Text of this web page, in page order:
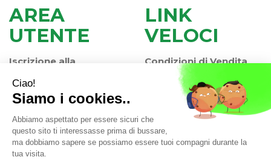
AREA
UTENTE
Iscrizione alla
Newsletter
Contatti
Informativa Privacy
LINK
VELOCI
Condizioni di Vendita
Modalità di Pagamento
Modalità di Spedizione
e Ritiro